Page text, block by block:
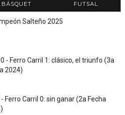
BÁSQUET FUTSAL
Salteño 2025
- Ferro Carril 1: clásico, el triunfo (3a
2024)
Ferro Carril 0: sin ganar (2a Fecha